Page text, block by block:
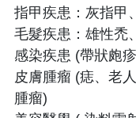
指甲疾患：灰指甲
毛髮疾患：雄性禿
感染疾患 (帶狀皰
皮膚腫瘤 (痣、老
腫瘤)